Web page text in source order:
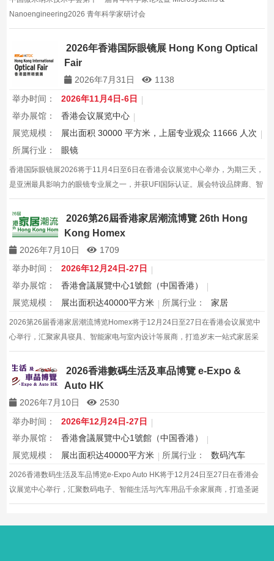
Nanoengineering2026 青年科学家研讨会
2026年香港国际眼镜展 Hong Kong Optical
Fair
2026年7月31日
1138
举办时间：
2026年11月4日-6日
举办展馆：
香港会议展览中心
展览规模：
展出面积 30000 平方米，上届专业观众 11666 人次
所属行业：
眼镜
香港国际眼镜展2026将于11月4日至6日在香港会议展览中心举办，为期三天，
是亚洲最具影响力的眼镜专业展之一，并获UFI国际认证。展会特设品牌廊、智
能眼镜专区与多国展馆，汇聚全球视光产品供应商，并配套眼镜汇演与行业论
坛，为展商与买家创造高效的跨境商贸与合作机…
2026第26屆香港家居潮流博覽 26th Hong
Kong Homex
2026年7月10日
1709
举办时间：
2026年12月24日-27日
举办展馆：
香港會議展覽中心1號館（中国香港）
展览规模：
展出面积达40000平方米 所属行业： 家居
2026第26届香港家居潮流博览Homex将于12月24日至27日在香港会议展览中
心举行，汇聚家具寝具、智能家电与室内设计等展商，打造岁末一站式家居采
购与灵感盛会，欢迎本地家庭与海内外买家入场挑选心仪家居好物，共度温馨
节日购物季，感受设计之美。2026香港數碼生活及車品博覽 e-Expo &
Auto HK
2026年7月10日
2530
举办时间：
2026年12月24日-27日
举办展馆：
香港會議展覽中心1號館（中国香港）
展览规模：
展出面积达40000平方米 所属行业： 数码汽车
2026香港数码生活及车品博览e-Expo Auto HK将于12月24日至27日在香港会
议展览中心举行，汇聚数码电子、智能生活与汽车用品千余家展商，打造圣诞
黄金档科技车品一站式采购盛会，欢迎观众与买家到场体验交流，共赴年度科